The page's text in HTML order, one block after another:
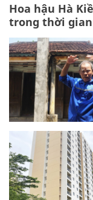
Hoa hậu Hà
trong thời